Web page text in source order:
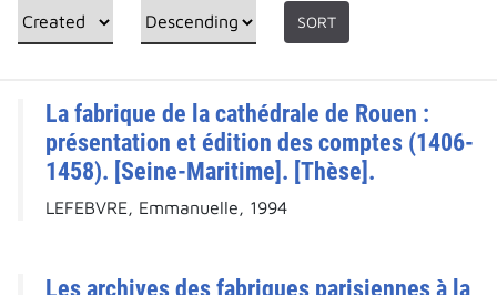
SORT
La fabrique de la cathédrale de Rouen :
présentation et édition des comptes (1406-
1458). [Seine-Maritime]. [Thèse].
LEFEBVRE, Emmanuelle, 1994
Les archives des fabriques parisiennes à la